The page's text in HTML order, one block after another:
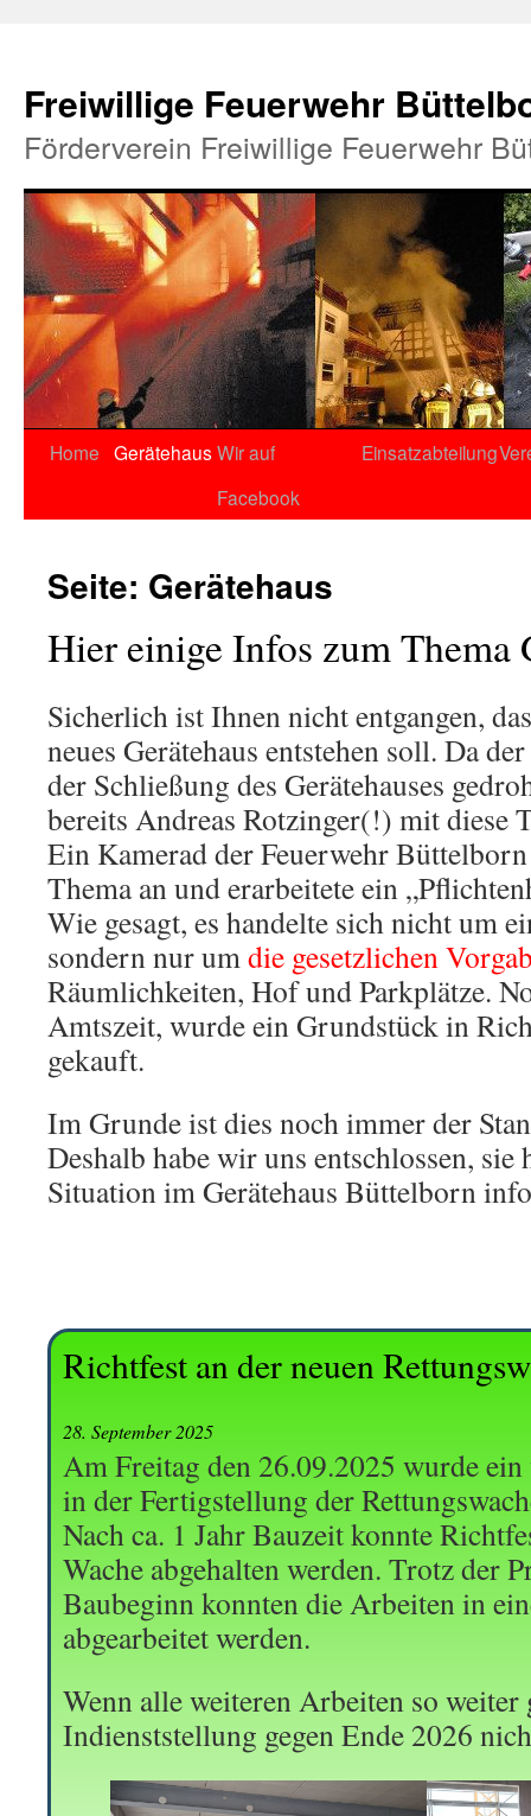
Freiwillige Feuerwehr
Förderverein Freiwillige Feuerwehr
Home GerätehausWir auf
Facebook
Einsatzabteilung
Seite: Gerätehaus
Hier einige Infos zum Thema
Sicherlich ist Ihnen nicht entgangen,
neues Gerätehaus entstehen soll. Da
der Schließung des Gerätehauses
bereits Andreas Rotzinger(!) mit diese
Ein Kamerad der Feuerwehr
Thema an und erarbeitete ein
Wie gesagt, es handelte sich nicht um
sondern nur umdie gesetzlichen
Räumlichkeiten, Hof und Parkplätze.
Amtszeit, wurde ein Grundstück in
gekauft.
Im Grunde ist dies noch immer der
Deshalb habe wir uns entschlossen,
Situation im Gerätehaus Büttelborn
Richtfest an der neuen
28. September 2025
Am Freitag den 26.09.2025 wurde
in der Fertigstellung der
Nach ca. 1 Jahr Bauzeit konnte
Wache abgehalten werden. Trotz der
Baubeginn konnten die Arbeiten in
abgearbeitet werden.
Wenn alle weiteren Arbeiten so weiter
Indienststellung gegen Ende 2026